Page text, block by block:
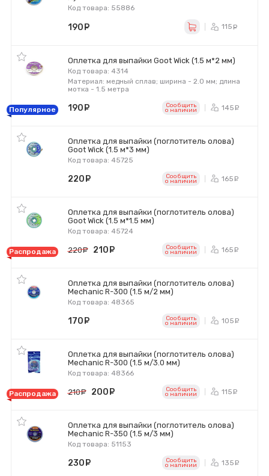
Код товара: 55886
190 115
Оплетка для выпайки Goot Wick (1.5 м*2 мм)
Код товара: 4314
Материал: медный сплав; ширина - 2.0 мм; длина
мотка - 1.5 метра
Популярное 190 Сообщить
o наличии 145
Оплетка для выпайки (поглотитель олова)
Goot Wick (1.5 м*3 мм)
Код товара: 45725
220 Сообщить
o наличии 165
Оплетка для выпайки (поглотитель олова)
Goot Wick (1.5 м*1.5 мм)
Код товара: 45724
Распродажа 220 руб.
210 Сообщить
o наличии 165
Оплетка для выпайки (поглотитель олова)
Mechanic R-300 (1.5 м/2 мм)
Код товара: 48365
170 Сообщить
o наличии 105
Оплетка для выпайки (поглотитель олова)
Mechanic R-300 (1.5 м/3.0 мм)
Код товара: 48366
Распродажа 210 руб.
200 Сообщить
o наличии 115
Оплетка для выпайки (поглотитель олова)
Mechanic R-350 (1.5 м/3 мм)
Код товара: 51153
230 Сообщить
o наличии 135